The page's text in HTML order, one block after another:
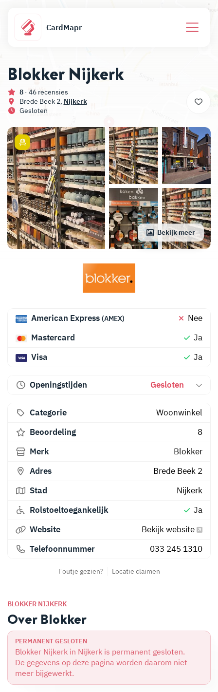
CardMapr
Blokker Nijkerk
8 · 46 recensies
Brede Beek 2, Nijkerk
Gesloten
Bekijk meer
BLOKKER NIJKERK
Over Blokker
PERMANENT GESLOTEN
Blokker Nijkerk in Nijkerk is permanent gesloten.
De gegevens op deze pagina worden daarom niet
meer bijgewerkt.
American Express (AMEX)
Nee
Mastercard
Ja
Visa
Ja
Openingstijden Gesloten
Categorie
Woonwinkel
Beoordeling
8
Merk
Blokker
Adres
Brede Beek 2
Stad
Nijkerk
Rolstoeltoegankelijk
Ja
Website
Bekijk website
Telefoonnummer
033 245 1310
Foutje gezien? Locatie claimen